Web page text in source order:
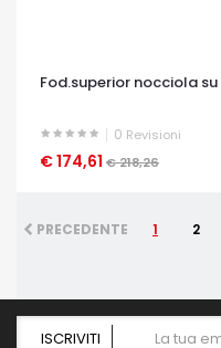
Fod.superior nocciola
0 Revisioni
€ 174,61 € 218,26
OCCHIATA VELOCE
PRECEDENTE 1 2
ISCRIVITI